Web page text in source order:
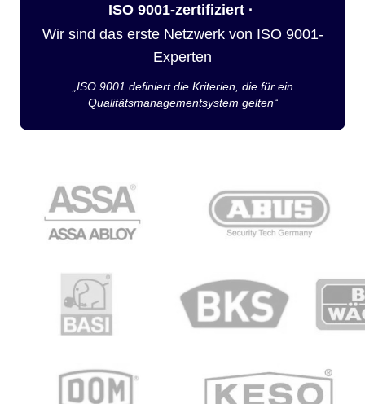
ISO 9001-zertifiziert ·
Wir sind das erste Netzwerk von ISO 9001-
Experten
„ISO 9001 definiert die Kriterien, die für ein
Qualitätsmanagementsystem gelten“